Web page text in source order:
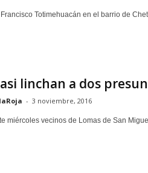
Totimehuacán en el barrio de
linchan a dos
- 3 noviembre, 2016
miércoles vecinos de Lomas de San